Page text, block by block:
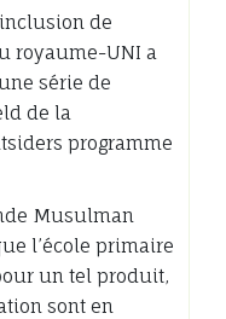
de
royaume-UNI a
série de
de la
programme
Musulman
l’école primaire
un tel produit,
sont en